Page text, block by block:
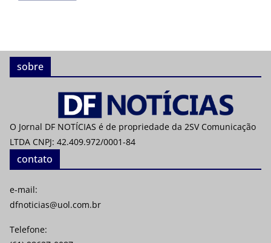
sobre
O Jornal DF NOTÍCIAS é de propriedade da 2SV Comunicação
LTDA CNPJ: 42.409.972/0001-84
contato
e-mail:
dfnoticias@uol.com.br
Telefone: